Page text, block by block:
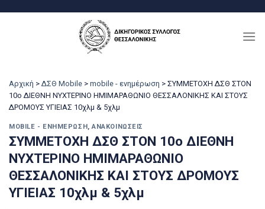
Αρχική > ΔΣΘ Mobile > mobile - ενημέρωση > ΣΥΜΜΕΤΟΧΗ ΔΣΘ ΣΤΟΝ
10ο ΔΙΕΘΝΗ ΝΥΧΤΕΡΙΝΟ ΗΜΙΜΑΡΑΘΩΝΙΟ ΘΕΣΣΑΛΟΝΙΚΗΣ ΚΑΙ ΣΤΟΥΣ
ΔΡΟΜΟΥΣ ΥΓΙΕΙΑΣ 10χλμ & 5χλμ
MOBILE - ΕΝΗΜΈΡΩΣΗ,ΑΝΑΚΟΙΝΏΣΕΙΣ
ΣΥΜΜΕΤΟΧΗ ΔΣΘ ΣΤΟΝ 10ο ΔΙΕΘΝΗ
ΝΥΧΤΕΡΙΝΟ ΗΜΙΜΑΡΑΘΩΝΙΟ
ΘΕΣΣΑΛΟΝΙΚΗΣ ΚΑΙ ΣΤΟΥΣ ΔΡΟΜΟΥΣ
ΥΓΙΕΙΑΣ 10χλμ & 5χλμ